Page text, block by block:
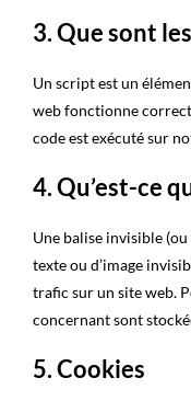
3. Que sont
Un script est un
web fonctionne
code est exécuté sur
4. Qu’est-ce
Une balise invisible
texte ou d’image
trafic sur un site web.
concernant sont
5. Cookies